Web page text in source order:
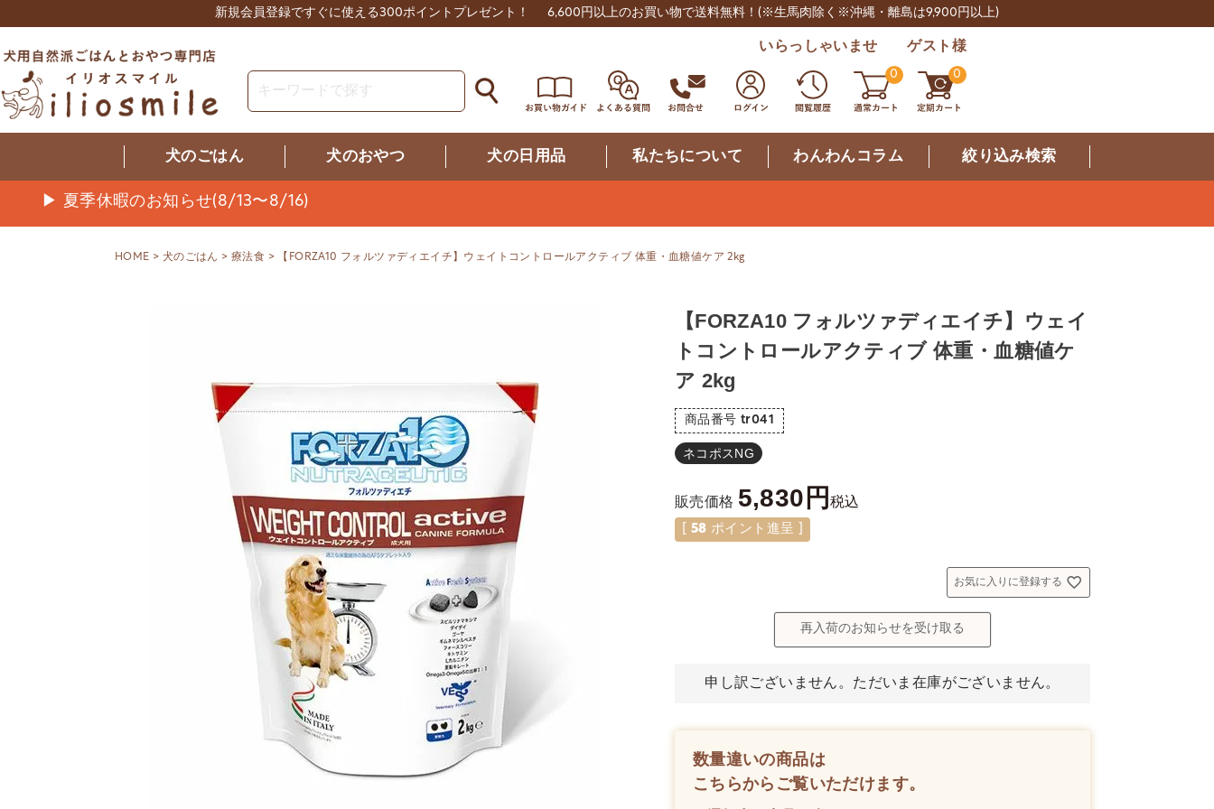
新規会員登録ですぐに使える300ポイントプレゼント！ 6,600円以上のお買い物で送料無料！ (※生馬肉除く※沖縄・離島は9,900円以上)
いらっしゃいませ ゲスト様
0 0
犬のごはん 犬のおやつ 犬の日用品 私たちについて わんわんコラム 絞り込み検索
▶ 夏季休暇のお知らせ(8/13〜8/16)
HOME 犬のごはん 療法食 【FORZA10 フォルツァディエイチ】ウェイトコントロールアクティブ 体重・血糖値ケア 2kg
【FORZA10 フォルツァディエイチ】ウェイ
トコントロールアクティブ 体重・血糖値ケ
ア 2kg
商品番号 tr041
ネコポスNG
販売価格 5,830 税込
58 ポイント進呈 ]
お気に入りに登録する
再入荷のお知らせを受け取る
申し訳ございません。ただいま在庫がございません。
数量違いの商品は
こちらからご覧いただけます。